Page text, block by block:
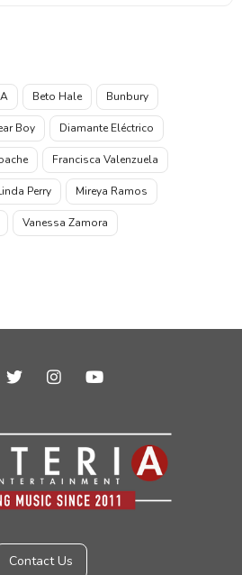
Beto Hale Bunbury
Boy Diamante Eléctrico
Francisca Valenzuela
Perry Mireya Ramos
Vanessa Zamora
  
Contact Us